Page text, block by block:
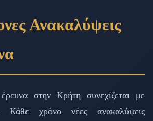
Ανακαλύψεις
στην Κρήτη συνεχίζεται με
Κάθε χρόνο νέες ανακαλύψεις